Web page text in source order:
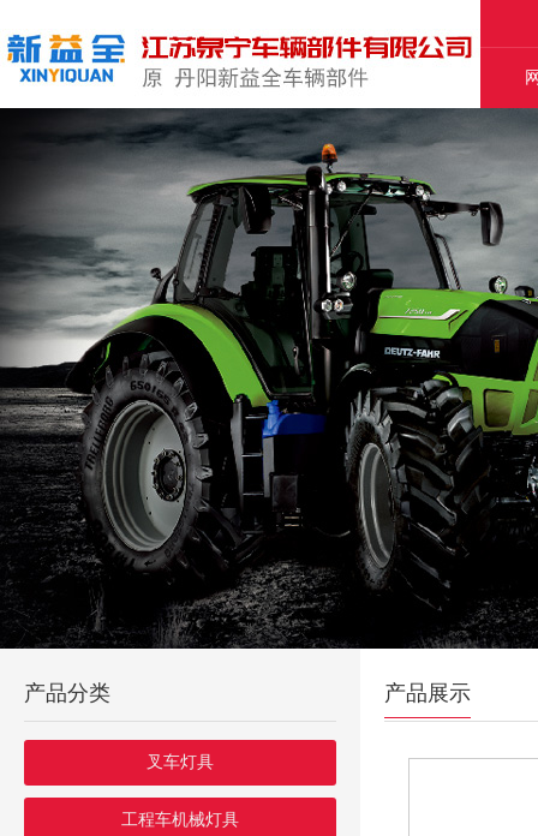
产品分类
叉车灯具
工程车机械灯具
产品展示